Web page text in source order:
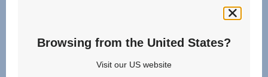
Browsing from the United States?
Visit our US website